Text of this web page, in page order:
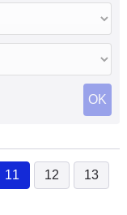
OK
11
(current)
12 13